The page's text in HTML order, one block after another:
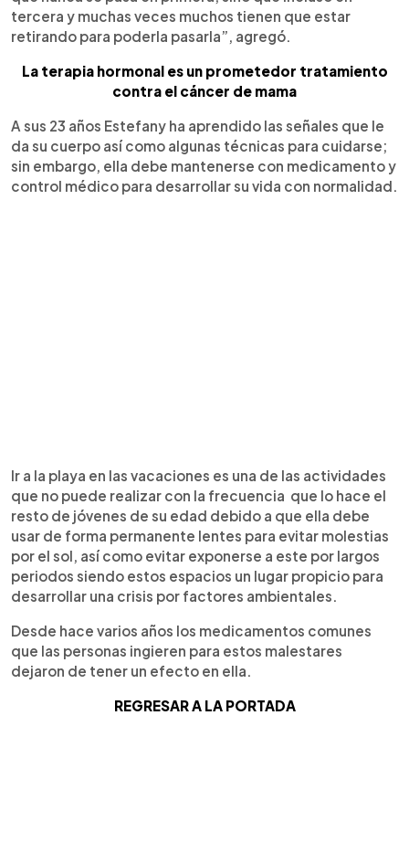
tercera y muchas veces muchos tienen que estar
retirando para poderla pasarla”, agregó.
La terapia hormonal es un prometedor tratamiento
contra el cáncer de mama
A sus 23 años Estefany ha aprendido las señales que le
da su cuerpo así como algunas técnicas para cuidarse;
sin embargo, ella debe mantenerse con medicamento y
control médico para desarrollar su vida con normalidad.
Ir a la playa en las vacaciones es una de las actividades
que no puede realizar con la frecuencia que lo hace el
resto de jóvenes de su edad debido a que ella debe
usar de forma permanente lentes para evitar molestias
por el sol, así como evitar exponerse a este por largos
periodos siendo estos espacios un lugar propicio para
desarrollar una crisis por factores ambientales.
Desde hace varios años los medicamentos comunes
que las personas ingieren para estos malestares
dejaron de tener un efecto en ella.
REGRESAR A LA PORTADA